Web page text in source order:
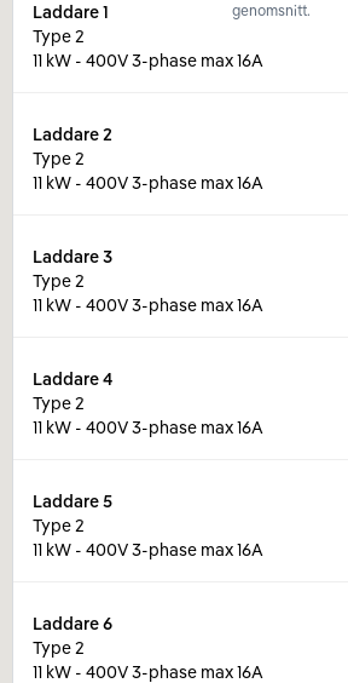
genomsnitt.
Laddare1
Type 2
11 kW - 400V 3-phase max 16A
Laddare2
Type 2
11 kW - 400V 3-phase max 16A
Laddare3
Type 2
11 kW - 400V 3-phase max 16A
Laddare4
Type 2
11 kW - 400V 3-phase max 16A
Laddare5
Type 2
11 kW - 400V 3-phase max 16A
Laddare6
Type 2
11 kW - 400V 3-phase max 16A